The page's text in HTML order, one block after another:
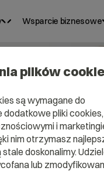
Wsparcie biznesowe
plików
są wymagane do
dodatkowe pliki cookies,
i
nim otrzymasz
doskonalimy.
lub